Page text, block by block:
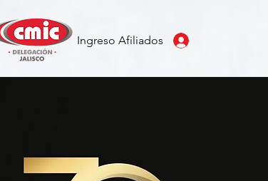
Ingreso Afiliados